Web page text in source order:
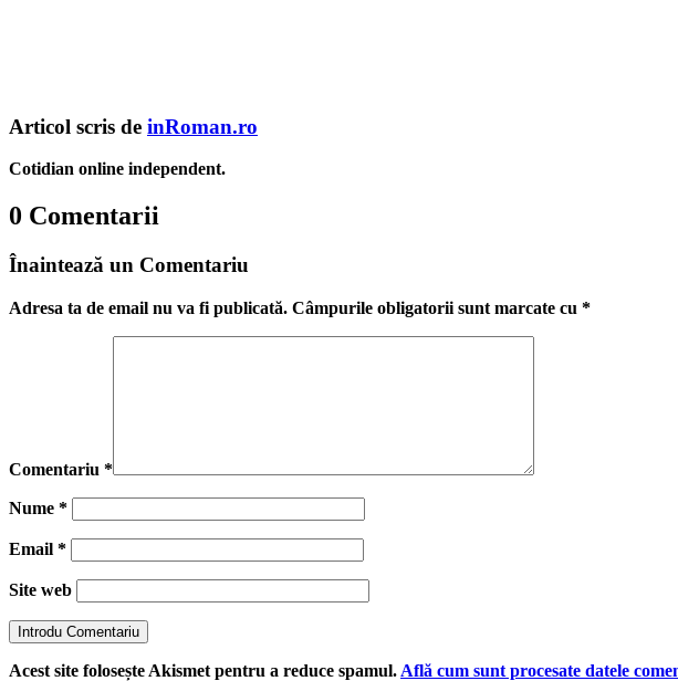
Articol scris de inRoman.ro
Cotidian online independent.
0 Comentarii
Înaintează un Comentariu
Adresa ta de email nu va fi publicată. Câmpurile obligatorii sunt marcate cu *
Comentariu *
Nume *
Email *
Site web
Introdu Comentariu
Acest site folosește Akismet pentru a reduce spamul. Află cum sunt procesate datele